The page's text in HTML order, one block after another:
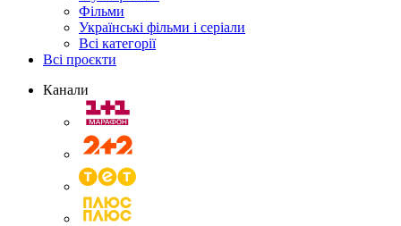
Фільми
Українські фільми і серіали
Всі категорії
Всі проєкти
Канали